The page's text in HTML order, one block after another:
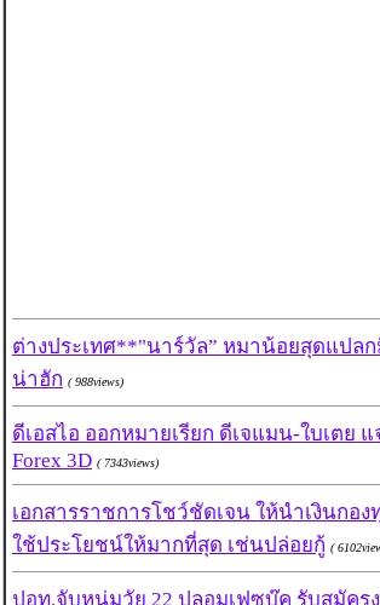
ต่างประเทศ**"นาร์วัล” หมาน้อยสุดแปล
น่าฮัก ( 988views)
ดีเอสไอ ออกหมายเรียก ดีเจแมน-ใบเตย
Forex 3D ( 7343views)
เอกสารราชการโชว์ชัดเจน ให้นำเงินกอ
ใช้ประโยชน์ให้มากที่สุด เช่นปล่อยกู้ (
ปอท.จับหนุ่มวัย 22 ปลอมเฟซบุ๊ค รับสมัคร